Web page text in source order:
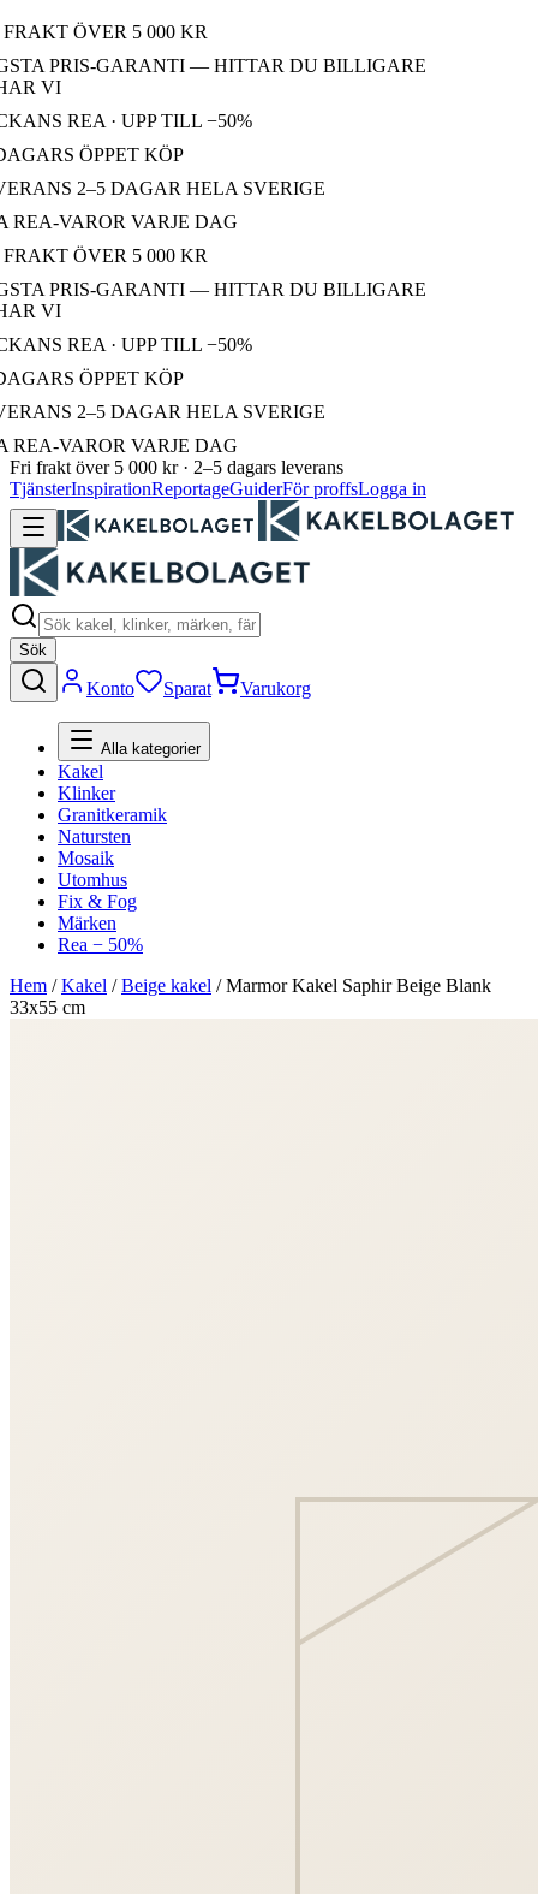
ÖVER 5 000 KR
PRIS-GARANTI — HITTAR DU BILLIGARE
VI
REA · UPP TILL −50%
ÖPPET KÖP
2–5 DAGAR HELA SVERIGE
VAROR VARJE DAG
ÖVER 5 000 KR
PRIS-GARANTI — HITTAR DU BILLIGARE
VI
REA · UPP TILL −50%
ÖPPET KÖP
2–5 DAGAR HELA SVERIGE
VAROR VARJE DAG
Fri frakt över 5 000 kr · 2–5 dagars leverans
TjänsterInspirationReportageGuiderFör proffsLogga in
Sök
Konto Sparat Varukorg
Alla kategorier
Kakel
Klinker
Granitkeramik
Natursten
Mosaik
Utomhus
Fix & Fog
Märken
Rea − 50%
Hem /Kakel /Beige kakel /Marmor Kakel Saphir Beige Blank
33x55 cm